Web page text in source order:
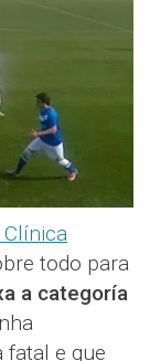
todo para
a categoría
fatal e que